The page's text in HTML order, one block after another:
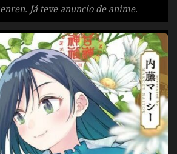
Já teve anuncio de anime.